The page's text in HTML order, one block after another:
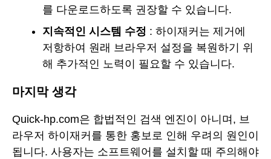
를 다운로드하도록 권장할 수 있습니다.
지속적인 시스템 수정 : 하이재커는 제거에
저항하여 원래 브라우저 설정을 복원하기 위
해 추가적인 노력이 필요할 수 있습니다.
마지막 생각
Quick-hp.com은 합법적인 검색 엔진이 아니며, 브
라우저 하이재커를 통한 홍보로 인해 우려의 원인이
됩니다. 사용자는 소프트웨어를 설치할 때 주의해야